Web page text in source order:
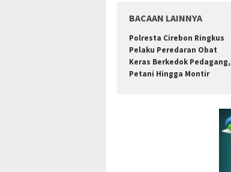
BACAAN LAINNYA
Polresta Cirebon Ringkus
Pelaku Peredaran Obat
Keras Berkedok Pedagang,
Petani Hingga Montir